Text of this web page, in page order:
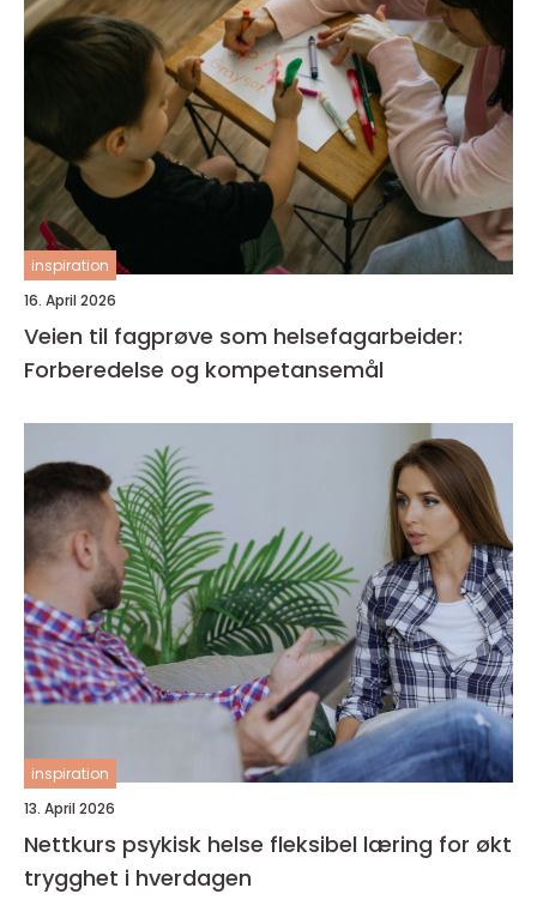
inspiration
16. April 2026
Veien til fagprøve som helsefagarbeider:
Forberedelse og kompetansemål
inspiration
13. April 2026
Nettkurs psykisk helse fleksibel læring for økt
trygghet i hverdagen